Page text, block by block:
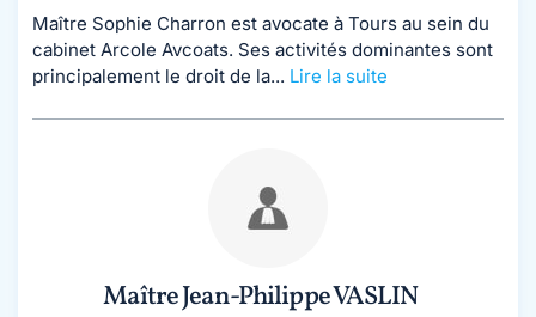
Maître Sophie Charron est avocate à Tours au sein du
cabinet Arcole Avcoats. Ses activités dominantes sont
principalement le droit de la... Lire la suite
Maître Jean-Philippe VASLIN